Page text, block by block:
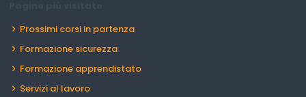
Prossimi corsi in partenza
Formazione sicurezza
Formazione apprendistato
Servizi al lavoro